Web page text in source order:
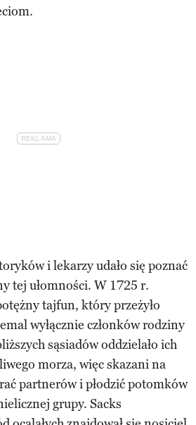
i lekarzy udało się poznać
tej ułomności. W 1725 r.
tajfun, który przeżyło
wyłącznie członków rodziny
sąsiadów oddzielało ich
morza, więc skazani na
partnerów i płodzić potomków
grupy. Sacks